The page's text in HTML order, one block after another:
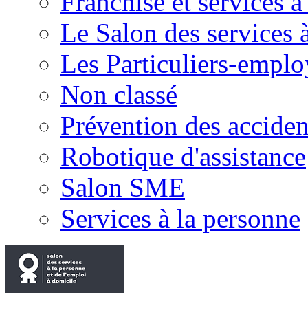
Le Salon des services
Les Particuliers-
Non classé
Prévention des
Robotique d'assistance
Salon SME
Services à la personne